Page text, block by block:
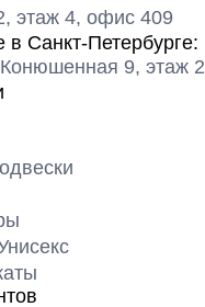
этаж 4, офис 409
в Санкт-Петербурге:
9, этаж 2